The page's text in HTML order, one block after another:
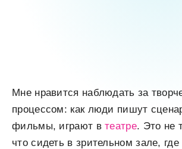
Мне нравится наблюдать за
процессом: как люди пишут
фильмы, играют втеатре. Это не
что сидеть в зрительном зале,